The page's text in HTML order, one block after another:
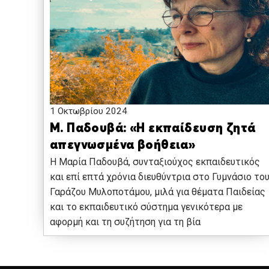
1 Οκτωβρίου 2024
Μ. Παδουβά: «Η εκπαίδευση ζητά
απεγνωσμένα βοήθεια»
Η Μαρία Παδουβά, συνταξιούχος εκπαιδευτικός
και επί επτά χρόνια διευθύντρια στο Γυμνάσιο του
Γαράζου Μυλοποτάμου, μιλά για θέματα Παιδείας
και το εκπαιδευτικό σύστημα γενικότερα με
αφορμή και τη συζήτηση για τη βία